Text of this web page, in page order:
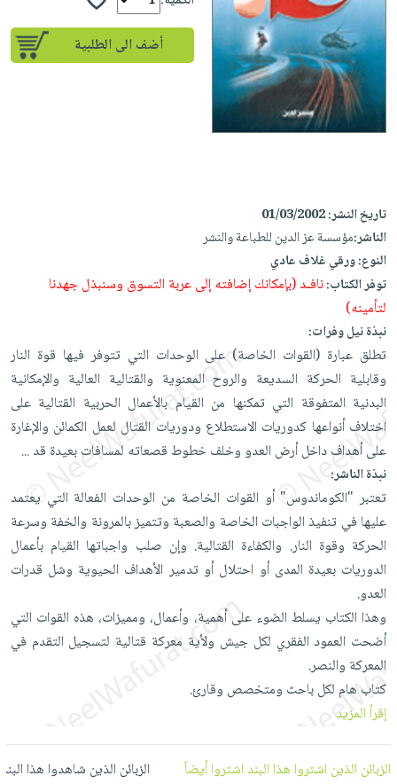
إختياراتنا
كتب
أكاديمية
صندوق
القراءة
iKitab
بلا
حدود
أسئلة
يتكرر
iKitab
على
Android
تحميل
iKitab
على
Apple
أسئلة
يتكرر
طرحها
تحميل
masmu3
على
masmu3
على
Apple
المواضيع
الأكثر
مبيعاً
وسائل
تعليمية
جوائز
تعليمية
الصحة
والعناية
الشخصية
جديد
أجهزة
العناية
الشخصية
العناية
وتصفيف
الشعر
العناية
بالجسم
العناية
بالأسنان
الحمية
والتغذية
المطبخ
والسفرة
جديد
الكل
أواني
الطهي
أدوات
الخبز
أدوات
المائدة
الأوعية
والتخزين
أدوات
المطبخ
متجر
الهدايا
أقسام
الأكثر
مبيعاً
العودة
للمدارس
اكسسوارات
كتب
اكسسوارات
اكسسوارات
ملابس
مطرزات
حقائب
حلي
عناية
بالذات
شحن
مجاني
بنود
مختارة
اشتراكات
كل
الاشتراكات
القراءة
iKitab
بلا
حدود
بحث
متقدم
نيل
وفرات
عن
سياسة
حسابك
أضف الى الطلبية
تاريخ النشر:01/03/2002
الناشر:مؤسسة عز الدين للطباعة والنشر
النوع:ورقي غلاف عادي
توفر الكتاب:نافـد (بإمكانك إضافته إلى عربة التسوق وسنبذل جهدنا
لتأمينه)
نبذة نيل وفرات:
تطلق عبارة (القوات الخاصة) على الوحدات التي تتوفر فيها قوة النار
وقابلية الحركة السديعة والروح المعنوية والقتالية العالية والإمكانية
البدنية المتفوقة التي تمكنها من القيام بالأعمال الحربية القتالية على
اختلاف أنواعها كدوريات الاستطلاع ودوريات القتال لعمل الكمائن والإغارة
على أهداف داخل أرض العدو وخلف خطوط قصعاته لمسافات بعيدة قد...
نبذة الناشر:
تعتبر "الكوماندوس" أو القوات الخاصة من الوحدات الفعالة التي يعتمد
عليها في تنفيذ الواجبات الخاصة والصعبة وتتميز بالمرونة والخفة وسرعة
الحركة وقوة النار. والكفاءة القتالية. وإن صلب واجباتها القيام بأعمال
الدوريات بعيدة المدى أو احتلال أو تدمير الأهداف الحيوية وشل قدرات
العدو.
وهذا الكتاب يسلط الضوء على أهمية، وأعمال، ومميزات، هذه القوات التي
أضحت العمود الفقري لكل جيش ولأية معركة قتالية لتسجيل التقدم في
المعركة والنصر.
كتاب هام لكل باحث ومتخصص وقارئ.
إقرأ المزيد
الزبائن الذين اشتروا هذا البند اشتروا أيضاً الزبائن الذين شاهدوا هذا